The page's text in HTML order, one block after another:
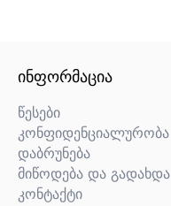
ᲘᲜᲤᲝᲠᲛᲐᲪᲘᲐ
წესები
კონფიდენციალურობა
დაბრუნება
მიწოდება და გადახდა
კონტაქტი